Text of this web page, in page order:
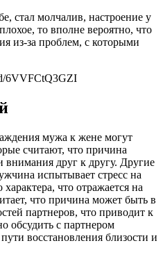
стал молчалив, настроение у
то вполне вероятно, что
из-за проблем, с которыми
6VVFCtQ3GZI
мужа к жене могут
считают, что причина
внимания друг к другу. Другие
испытывает стресс на
что отражается на
что причина может быть в
партнеров, что приводит к
обсудить с партнером
восстановления близости и